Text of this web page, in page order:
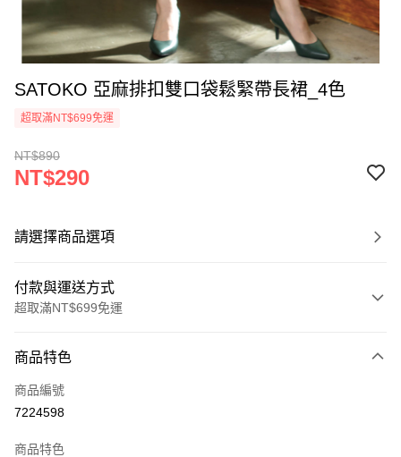
SATOKO 亞麻排扣雙口袋鬆緊帶長裙_4色
超取滿NT$699免運
NT$890
NT$290
請選擇商品選項
付款與運送方式
超取滿NT$699免運
信用卡一次付款
超商取貨付款
商品特色
商品編號
7224598
商品特色